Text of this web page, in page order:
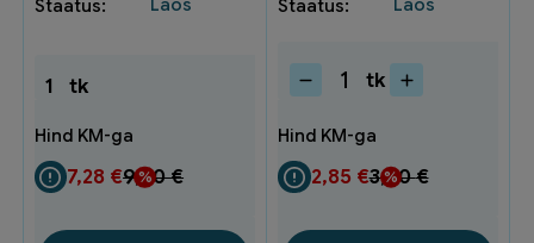
Laos
1 tk
9,70€
7,28 €
Laos
Maalriteip
TM5005
valge
(24)
kogus
tk
3,80€
2,85 €